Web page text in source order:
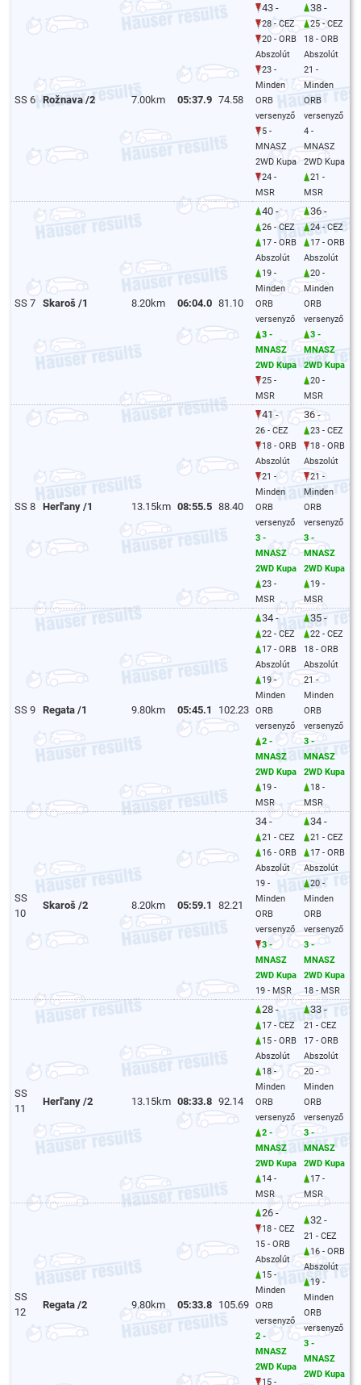
SS 6 Rožnava /2 7.00km 05:37.9 74.58
43 -
28 - CEZ
20 - ORB
Abszolút
23 -
Minden
ORB
versenyző
5 -
MNASZ
2WD Kupa
24 -
MSR
38 -
25 - CEZ
18 - ORB
Abszolút
21 -
Minden
ORB
versenyző
4 -
MNASZ
2WD Kupa
21 -
MSR
SS 7 Skaroš /1 8.20km 06:04.0 81.10
40 -
26 - CEZ
17 - ORB
Abszolút
19 -
Minden
ORB
versenyző
3 -
MNASZ
2WD Kupa
25 -
MSR
36 -
24 - CEZ
17 - ORB
Abszolút
20 -
Minden
ORB
versenyző
3 -
MNASZ
2WD Kupa
20 -
MSR
SS 8 Herl'any /1 13.15km 08:55.5 88.40
41 -
26 - CEZ
18 - ORB
Abszolút
21 -
Minden
ORB
versenyző
3 -
MNASZ
2WD Kupa
23 -
MSR
36 -
23 - CEZ
18 - ORB
Abszolút
21 -
Minden
ORB
versenyző
3 -
MNASZ
2WD Kupa
19 -
MSR
SS 9 Regata /1 9.80km 05:45.1 102.23
34 -
22 - CEZ
17 - ORB
Abszolút
19 -
Minden
ORB
versenyző
2 -
MNASZ
2WD Kupa
19 -
MSR
35 -
22 - CEZ
18 - ORB
Abszolút
21 -
Minden
ORB
versenyző
3 -
MNASZ
2WD Kupa
18 -
MSR
SS
10
Skaroš /2 8.20km 05:59.1 82.21
34 -
21 - CEZ
16 - ORB
Abszolút
19 -
Minden
ORB
versenyző
3 -
MNASZ
2WD Kupa
19 - MSR
34 -
21 - CEZ
17 - ORB
Abszolút
20 -
Minden
ORB
versenyző
3 -
MNASZ
2WD Kupa
18 - MSR
SS
11
Herl'any /2 13.15km 08:33.8 92.14
28 -
17 - CEZ
15 - ORB
Abszolút
18 -
Minden
ORB
versenyző
2 -
MNASZ
2WD Kupa
14 -
MSR
33 -
21 - CEZ
17 - ORB
Abszolút
20 -
Minden
ORB
versenyző
3 -
MNASZ
2WD Kupa
17 -
MSR
SS
12
Regata /2 9.80km 05:33.8 105.69
26 -
18 - CEZ
15 - ORB
Abszolút
15 -
Minden
ORB
versenyző
2 -
MNASZ
2WD Kupa
15 -
32 -
21 - CEZ
16 - ORB
Abszolút
19 -
Minden
ORB
versenyző
3 -
MNASZ
2WD Kupa